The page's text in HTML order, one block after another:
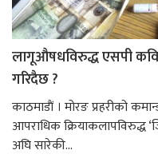
लागूऔषधविरुद्ध एसपी
गरिदैछ ?
काठमाडाैं । मोरङ प्रहरीको
आपराधिक क्रियाकलापविरुद्ध
अघि सारेकी...